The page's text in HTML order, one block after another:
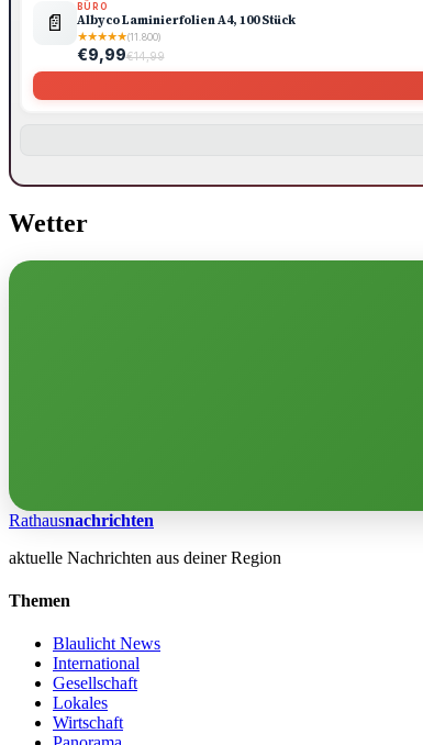
📄
BÜRO
Albyco Laminierfolien A4, 100 Stück
★★★★★(11.800)
€9,99€14,99
Wetter
Rathausnachrichten
aktuelle Nachrichten aus deiner Region
Themen
Blaulicht News
International
Gesellschaft
Lokales
Wirtschaft